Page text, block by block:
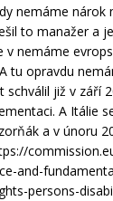
nemáme nárok
to manažer a
v nemáme
tu opravdu
schválil již v září
A Itálie
a v únoru
and-
persons-